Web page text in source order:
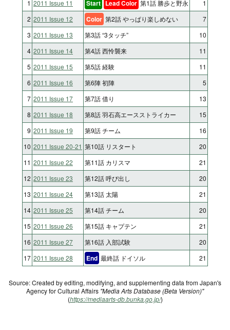
1 2011 Issue 11 Start Lead Color 第1話 勝歩と野永
1
2 2011 Issue 12 Color 第2話 やっぱり楽しめない
7
3 2011 Issue 13 第3話 “3タッチ”
10
4 2011 Issue 14 第4話 西怜襲来
11
5 2011 Issue 15 第5話 経験
11
6 2011 Issue 16 第6陣 初陣
5
7 2011 Issue 17 第7話 借り
13
8 2011 Issue 18 第8話 羽石高エースストライカー
15
9 2011 Issue 19 第9話 チーム
16
10 2011 Issue 20-21 第10話 リスタート
20
11 2011 Issue 22 第11話 カリスマ
21
12 2011 Issue 23 第12話 呼び出し
20
13 2011 Issue 24 第13話 太陽
21
14 2011 Issue 25 第14話 チーム
20
15 2011 Issue 26 第15話 キャプテン
21
16 2011 Issue 27 第16話 入部試験
20
17 2011 Issue 28 End 最終話 ドイソル 21
Source: Created by editing, modifying, and supplementing data from Japan's
Agency for Cultural Affairs "Media Arts Database (Beta Version)"
(https://mediaarts-db.bunka.go.jp/)